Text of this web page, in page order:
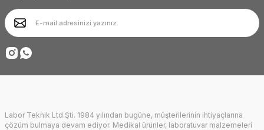
Ürün fiyatı diğer sitelerden daha pahalı.
Bu ürüne benzer farklı alternatifler olmalı.
Gönder
Deneyimini Paylaş
Labor Teknik Ltd.Şti. 1984 yılından bugüne, müşterilerinin ihtiyaçlarına
çözüm bulmaya devam ediyor. Medikal ürünler, laboratuvar malzemeleri